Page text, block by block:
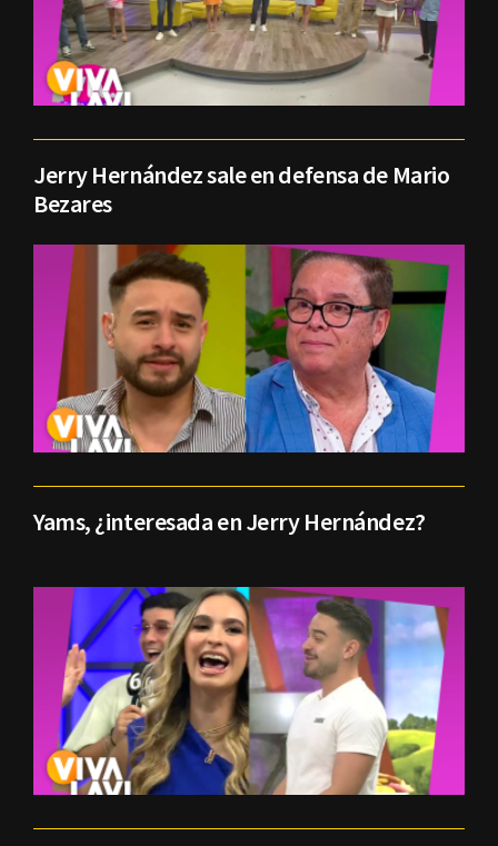
Jerry Hernández sale en defensa de Mario
Bezares
Yams, ¿interesada en Jerry Hernández?